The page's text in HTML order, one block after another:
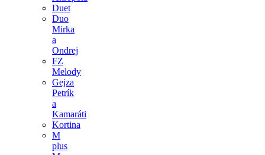
Duet
Duo
Mirka
a
Ondrej
FZ
Melody
Gejza
Petrík
a
Kamaráti
Kortina
M
plus